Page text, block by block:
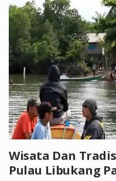
Wisata Dan
Pulau Libukang